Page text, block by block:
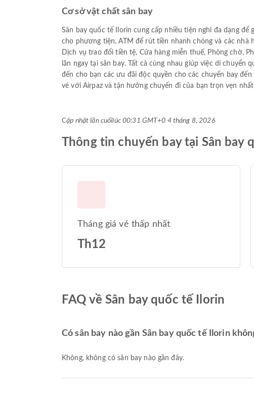
Cơ sở vật chất sân bay
Sân bay quốc tế Ilorin cung cấp nhiều tiện nghi đa dạng
cho phương tiện, ATM để rút tiền nhanh chóng và các
Dịch vụ trao đổi tiền tệ, Cửa hàng miễn thuế, Phòng chờ,
lăn ngay tại sân bay. Tất cả cùng nhau giúp việc di
đến cho bạn các ưu đãi độc quyền cho các chuyến bay
vé với Airpaz và tận hưởng chuyến đi của bạn trọn vẹn
Cập nhật lần cuốilúc 00:31 GMT+0 4 tháng 8, 2026
Thông tin chuyến bay tại Sân bay
Tháng giá vé thấp nhất
Th12
FAQ về Sân bay quốc tế Ilorin
Có sân bay nào gần Sân bay quốc tế Ilorin
Không, không có sân bay nào gần đây.